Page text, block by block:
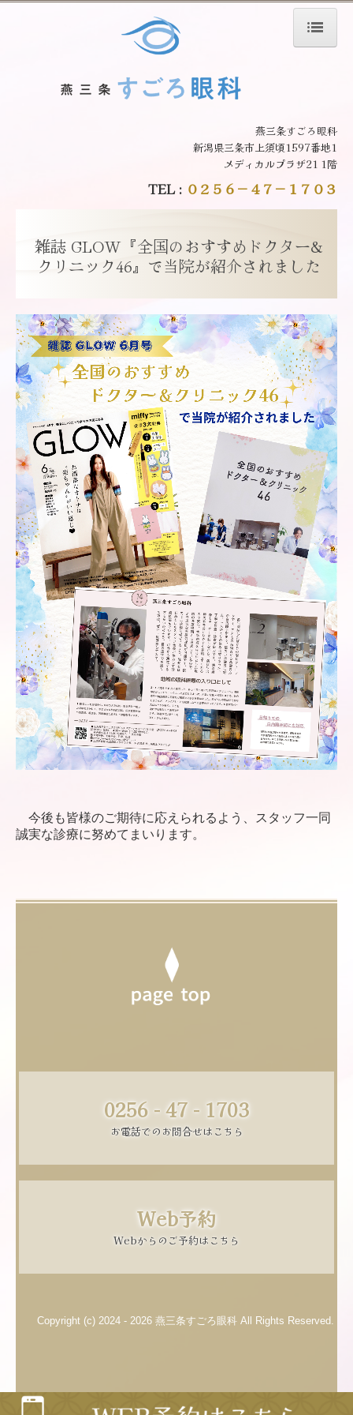
院内設備のご案内
燕三条すごろ眼科
新潟県三条市上須頃1597番地1
メディカルプラザ21 1階
TEL : ０２５６－４７－１７０３
雑誌 GLOW『全国のおすすめドクター&
クリニック46』で当院が紹介されました
今後も皆様のご期待に応えられるよう、スタッフ一同
誠実な診療に努めてまいります。
0256 - 47 - 1703
お電話でのお問合せはこちら
Web予約
Webからのご予約はこちら
Copyright (c) 2024 - 2026 燕三条すごろ眼科 All Rights Reserved.